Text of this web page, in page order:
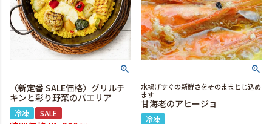
〈新定番 SALE価格〉グリルチ
キンと彩り野菜のパエリア
冷凍 SALE
水揚げすぐの新鮮さをそのままとじ込め
ます
甘海老のアヒージョ
冷凍